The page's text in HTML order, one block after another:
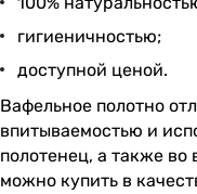
гигиеничностью;
доступной ценой.
Вафельное полотно
впитываемостью и
полотенец, а также
можно купить в